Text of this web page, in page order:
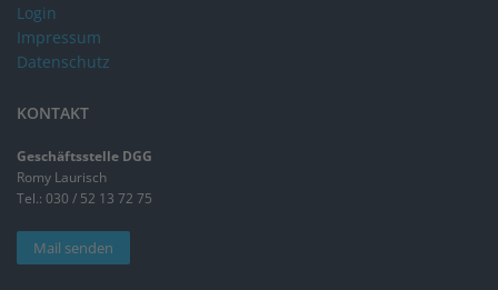
Login
Impressum
Datenschutz
KONTAKT
Geschäftsstelle DGG
Romy Laurisch
Tel.: 030 / 52 13 72 75
Mail senden